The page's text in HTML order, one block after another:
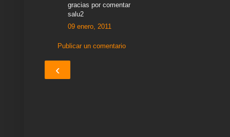
gracias por comentar
salu2
09 enero, 2011
Publicar un comentario
‹